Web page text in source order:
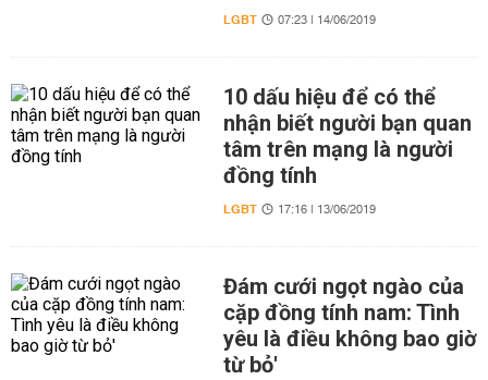
LGBT 07:23 | 14/06/2019
10 dấu hiệu để có thể
nhận biết người bạn quan
tâm trên mạng là người
đồng tính
LGBT 17:16 | 13/06/2019
Đám cưới ngọt ngào của
cặp đồng tính nam: Tình
yêu là điều không bao giờ
từ bỏ'